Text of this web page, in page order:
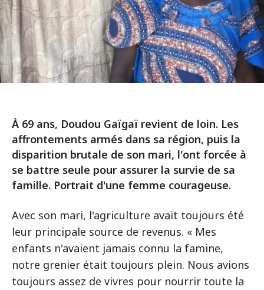
À 69 ans, Doudou Gaïgaï revient de loin. Les
affrontements armés dans sa région, puis la
disparition brutale de son mari, l'ont forcée à
se battre seule pour assurer la survie de sa
famille. Portrait d'une femme courageuse.
Avec son mari, l'agriculture avait toujours été
leur principale source de revenus. « Mes
enfants n'avaient jamais connu la famine,
notre grenier était toujours plein. Nous avions
toujours assez de vivres pour nourrir toute la